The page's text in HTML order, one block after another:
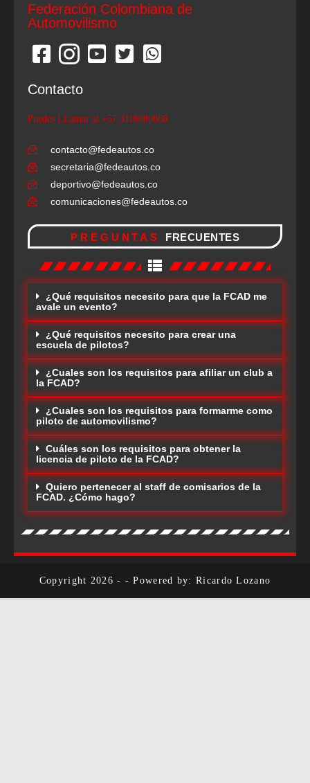
Federación Colombiana de
Automovilismo
Contacto
Puedes LLamar al +57 3118080868
contacto@fedeautos.co
secretaria@fedeautos.co
deportivo@fedeautos.co
comunicaciones@fedeautos.co
PREGUNTAS FRECUENTES
¿Qué requisitos necesito para que la FCAD me
avale un evento?
¿Qué requisitos necesito para crear una
escuela de pilotos?
¿Cuales son los requisitos para afiliar un club a
la FCAD?
¿Cuales son los requisitos para formarme como
piloto de automovilismo?
Cuáles son los requisitos para obtener la
licencia de piloto de la FCAD?
Quiero pertenecer al staff de comisarios de la
FCAD. ¿Cómo hago?
Copyright 2026 - - Powered by: Ricardo Lozano